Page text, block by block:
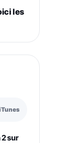
les
sur